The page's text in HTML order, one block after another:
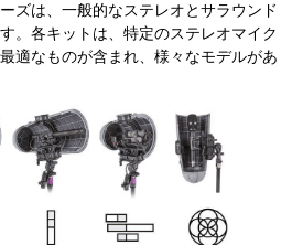
ズは、一般的なステレオとサラウンド
。各キットは、特定のステレオマイク
適なものが含まれ、様々なモデルがあ